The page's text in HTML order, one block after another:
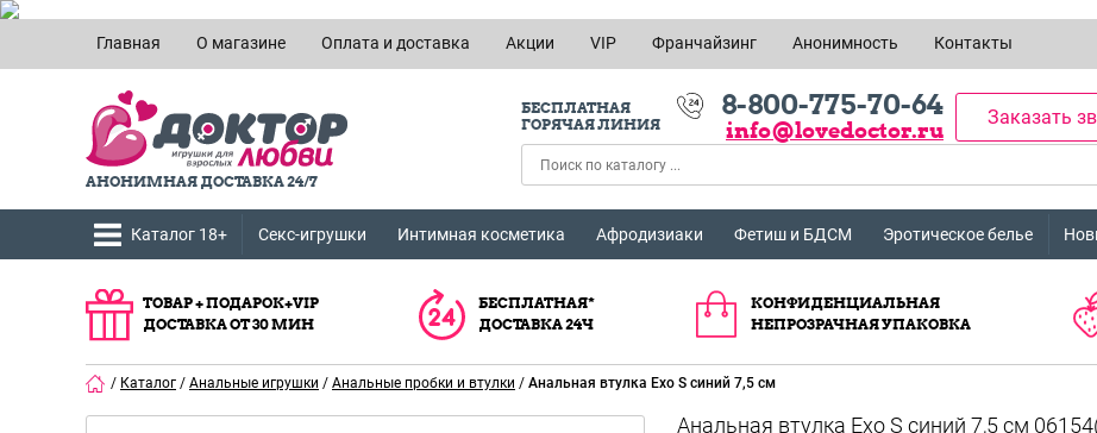
Главная О магазине Оплата и доставка Акции VIP Франчайзинг Анонимность Контакты
АНОНИМНАЯ ДОСТАВКА 24/7
БЕСПЛАТНАЯ
ГОРЯЧАЯ ЛИНИЯ
8-800-775-70-64
info@lovedoctor.ru
Заказать
Каталог 18+ Секс-игрушки Интимная косметика Афродизиаки Фетиш и БДСМ Эротическое белье
ТОВАР + ПОДАРОК+VIP
ДОСТАВКА ОТ 30 МИН
БЕСПЛАТНАЯ*
ДОСТАВКА 24Ч
КОНФИДЕНЦИАЛЬНАЯ
НЕПРОЗРАЧНАЯ УПАКОВКА
/ Каталог / Анальные игрушки / Анальные пробки и втулки / Анальная втулка Exo S синий 7,5 см